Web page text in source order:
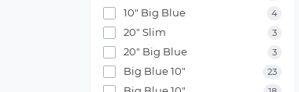
10" Big Blue 4
20" Slim 3
20" Big Blue 3
Big Blue 10" 23